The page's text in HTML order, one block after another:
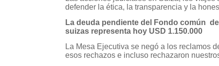
defender la ética, la transparencia y la
La deuda pendiente del Fondo común
suizas representa hoy USD 1.150.000
La Mesa Ejecutiva se negó a los reclamos
esos rechazos e incluso rechazaron